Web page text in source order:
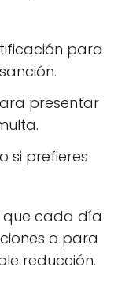
para
presentar
si prefieres
que cada día
o para
reducción.